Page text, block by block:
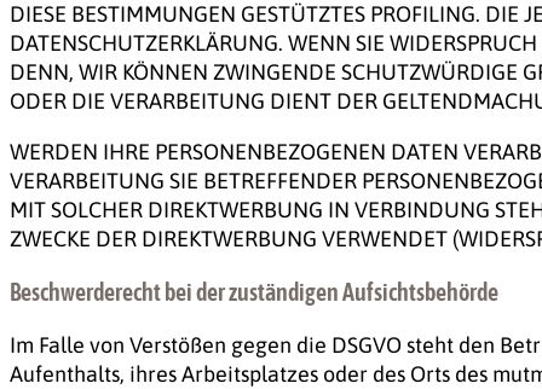
DIESE BESTIMMUNGEN GESTÜTZTES PROFILING. DIE
DATENSCHUTZERKLÄRUNG. WENN SIE
DENN, WIR KÖNNEN ZWINGENDE SCHUTZWÜRDIGE
ODER DIE VERARBEITUNG DIENT DER
WERDEN IHRE PERSONENBEZOGENEN DATEN
VERARBEITUNG SIE BETREFFENDER
MIT SOLCHER DIREKTWERBUNG IN VERBINDUNG
ZWECKE DER DIREKTWERBUNG VERWENDET
Beschwerde­recht bei der zuständigen Aufsichts­behörde
Im Falle von Verstößen gegen die DSGVO steht den
Aufenthalts, ihres Arbeitsplatzes oder des Orts des